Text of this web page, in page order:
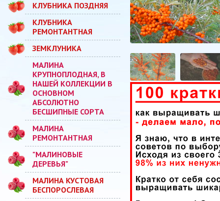
КЛУБНИКА ПОЗДНЯЯ
КЛУБНИКА
РЕМОНТАНТНАЯ
ЗЕМКЛУНИКА
МАЛИНА
КРУПНОПЛОДНАЯ, В
НАШЕЙ КОЛЛЕКЦИИ В
ОСНОВНОМ
АБСОЛЮТНО
БЕСШИПНЫЕ СОРТА
МАЛИНА
РЕМОНТАНТНАЯ
"МАЛИНОВЫЕ
ДЕРЕВЬЯ"
МАЛИНА КУСТОВАЯ
БЕСПОРОСЛЕВАЯ